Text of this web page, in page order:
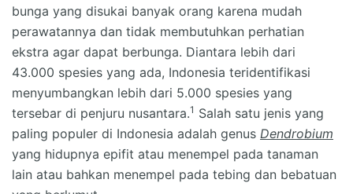
bunga yang disukai banyak orang karena mudah
perawatannya dan tidak membutuhkan perhatian
ekstra agar dapat berbunga. Diantara lebih dari
43.000 spesies yang ada, Indonesia teridentifikasi
menyumbangkan lebih dari 5.000 spesies yang
tersebar di penjuru nusantara.1 Salah satu jenis yang
paling populer di Indonesia adalah genus Dendrobium
yang hidupnya epifit atau menempel pada tanaman
lain atau bahkan menempel pada tebing dan bebatuan